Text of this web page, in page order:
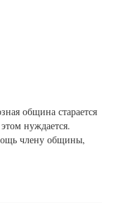
община старается
нуждается.
члену общины,